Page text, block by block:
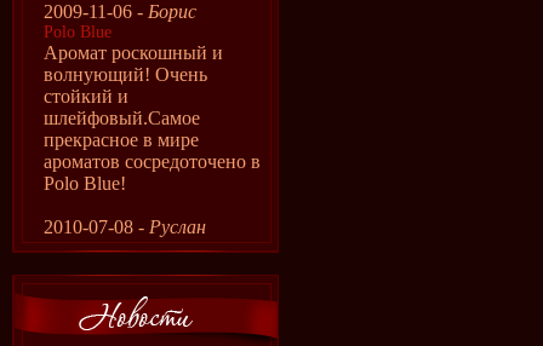
2009-11-06 - Борис
Polo Blue
Аромат роскошный и
волнующий! Очень
стойкий и
шлейфовый.Самое
прекрасное в мире
ароматов сосредоточено в
Рolo Blue!
2010-07-08 - Руслан